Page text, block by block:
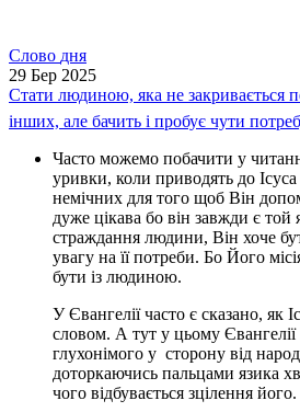
Слово дня
29 Бер 2025
Стати людиною, яка не закривається
інших, але бачить і пробує чути
Часто можемо побачити у
уривки, коли приводять до
немічних для того щоб Він
дуже цікава бо він завжди є той
страждання людини, Він хоче
увагу на її потреби. Бо Його
бути із людиною.
У Євангелії часто є сказано, як
словом. А тут у цьому Євангелії
глухонімого у сторону від
доторкаючись пальцами язика
чого відбувається зцілення його.